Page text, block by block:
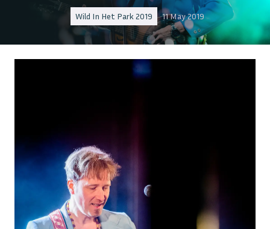
Wild In Het Park 2019 11 May 2019